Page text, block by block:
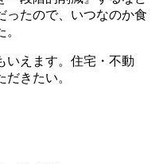
ったので、いつなのか食
えます。住宅・不動
きたい。